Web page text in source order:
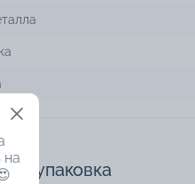
упаковка
на